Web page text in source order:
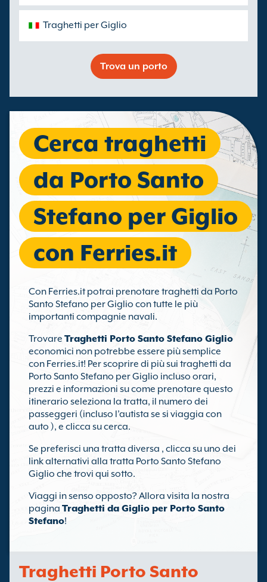
Traghetti per Giglio
Trova un porto
Cerca traghetti
da Porto Santo
Stefano per Giglio
con Ferries.it
Con Ferries.it potrai prenotare traghetti da Porto
Santo Stefano per Giglio con tutte le più
importanti compagnie navali.
Trovare Traghetti Porto Santo Stefano Giglio
economici non potrebbe essere più semplice
con Ferries.it! Per scoprire di più sui traghetti da
Porto Santo Stefano per Giglio incluso orari,
prezzi e informazioni su come prenotare questo
itinerario seleziona la tratta, il numero dei
passeggeri (incluso l’autista se si viaggia con
auto ), e clicca su cerca.
Se preferisci una tratta diversa , clicca su uno dei
link alternativi alla tratta Porto Santo Stefano
Giglio che trovi qui sotto.
Viaggi in senso opposto? Allora visita la nostra
pagina Traghetti da Giglio per Porto Santo
Stefano!
Traghetti Porto Santo